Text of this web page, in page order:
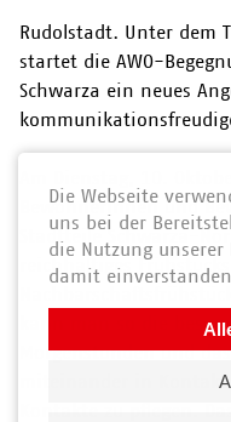
Rudolstadt. Unter dem
startet die AWO-
Schwarza ein neues
Bewohnerinnen und
Stadtteile Schwarza-
reichhaltiges
kann man so die
Morgenstunden und
miteinander in
Die Webseite
uns bei der
die Nutzung unserer
damit